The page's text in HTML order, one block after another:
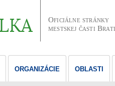
Oficiálne stránky
mestskej časti
ORGANIZÁCIE OBLASTI